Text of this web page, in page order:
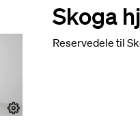
Skoga
Reservedele til